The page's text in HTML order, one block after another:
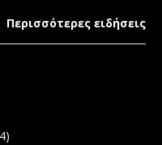
Περισσότερες ειδήσεις